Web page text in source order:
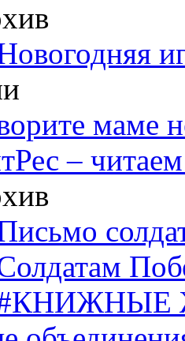
маме
–